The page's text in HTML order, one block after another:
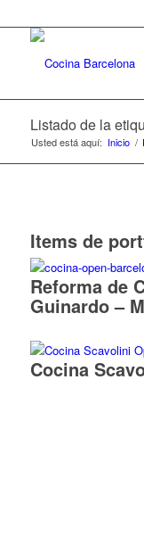
Listado de la
Usted está aquí: Inicio /
Items de
Reforma de
Guinardo –
Cocina